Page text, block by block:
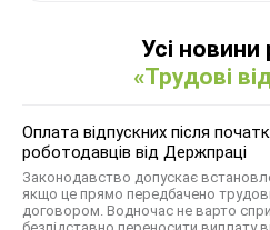
Усі новини
«Трудові
Оплата відпускних після
роботодавців від Держпраці
Законодавство допускає
якщо це прямо передбачено
договором. Водночас не варто